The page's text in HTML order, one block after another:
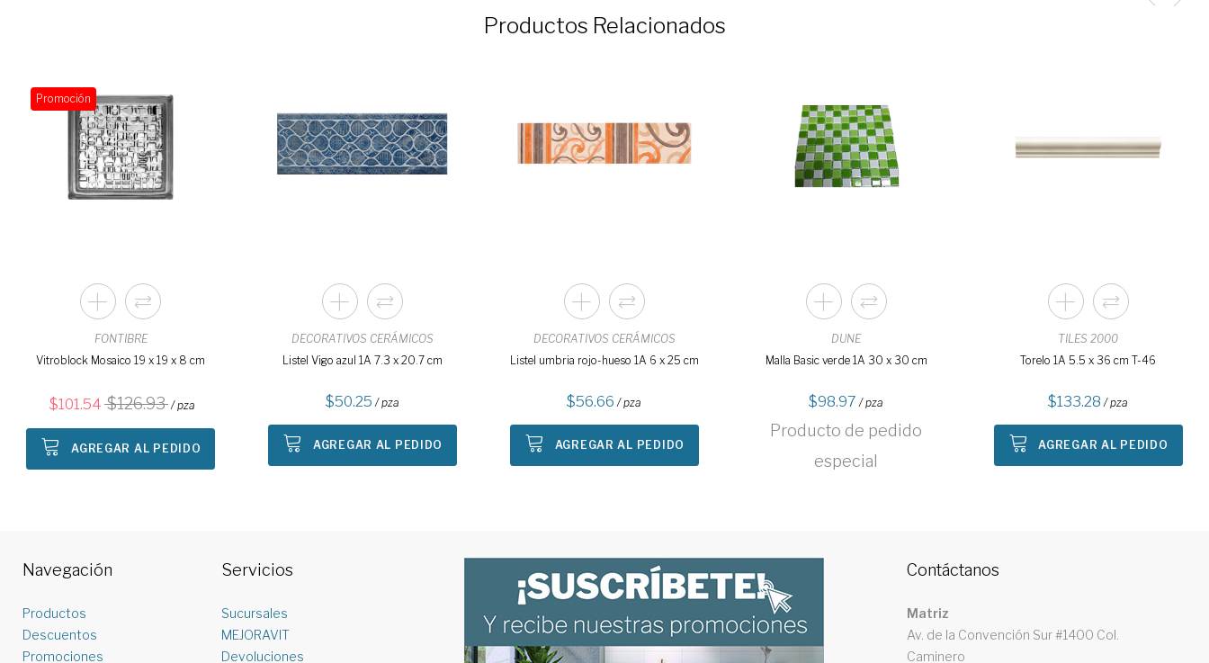
Productos Relacionados
Promoción
FONTIBRE
Vitroblock Mosaico 19 x 19 x 8 cm
101.54 126.93 / pza
AGREGAR AL PEDIDO
DECORATIVOS CERÁMICOS
Listel Vigo azul 1A 7.3 x 20.7 cm
50.25 / pza
AGREGAR AL PEDIDO
DECORATIVOS CERÁMICOS
Listel umbria rojo-hueso 1A 6 x 25 cm
56.66 / pza
AGREGAR AL PEDIDO
DUNE
Malla Basic verde 1A 30 x 30 cm
98.97 / pza
Producto de pedido
especial
TILES 2000
Torelo 1A 5.5 x 36 cm T-46
133.28 / pza
AGREGAR AL PEDIDO
Navegación
Productos
Descuentos
Promociones
Servicios
Sucursales
MEJORAVIT
Devoluciones
Contáctanos
Matriz
Av. de la Convención Sur #1400 Col.
Caminero